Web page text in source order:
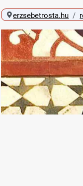
erzsebetrosta.hu